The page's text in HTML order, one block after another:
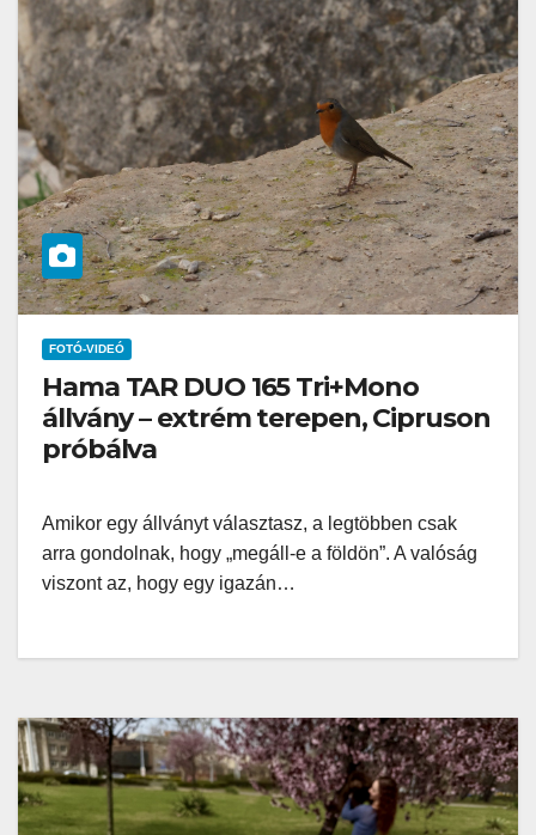
FOTÓ-VIDEÓ
Hama TAR DUO 165 Tri+Mono
állvány – extrém terepen, Cipruson
próbálva
Amikor egy állványt választasz, a legtöbben csak
arra gondolnak, hogy „megáll-e a földön”. A valóság
viszont az, hogy egy igazán…